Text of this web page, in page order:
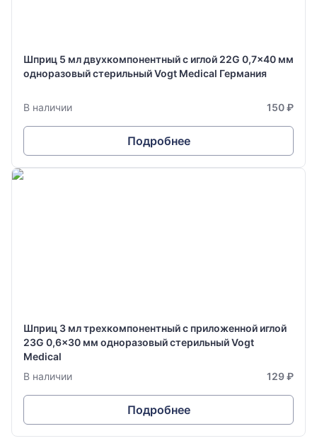
Шприц 5 мл двухкомпонентный с иглой 22G 0,7x40 мм
одноразовый стерильный Vogt Medical Германия
В наличии 150 ₽
Подробнее
Шприц 3 мл трехкомпонентный с приложенной иглой
23G 0,6x30 мм одноразовый стерильный Vogt
Medical
В наличии
129 ₽
Подробнее